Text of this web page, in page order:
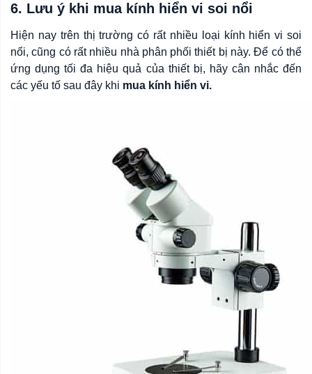
6. Lưu ý khi mua kính hiển vi soi nổi
Hiện nay trên thị trường có rất nhiều loại kính hiển vi soi
nổi, cũng có rất nhiều nhà phân phối thiết bị này. Để có thể
ứng dụng tối đa hiệu quả của thiết bị, hãy cân nhắc đến
các yếu tố sau đây khi mua kính hiển vi.